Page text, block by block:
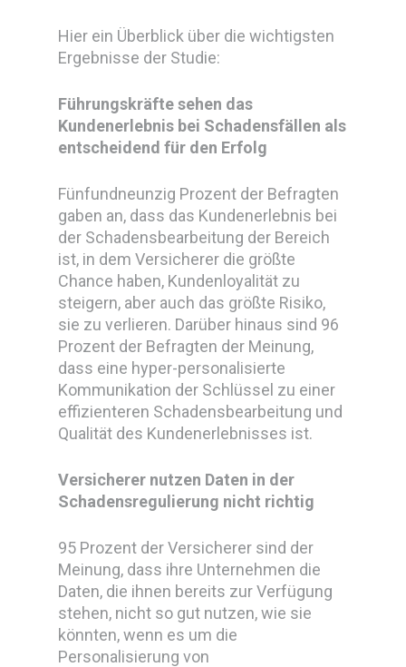
Hier ein Überblick über die wichtigsten
Ergebnisse der Studie:
Führungskräfte sehen das
Kundenerlebnis bei Schadensfällen als
entscheidend für den Erfolg
Fünfundneunzig Prozent der Befragten
gaben an, dass das Kundenerlebnis bei
der Schadensbearbeitung der Bereich
ist, in dem Versicherer die größte
Chance haben, Kundenloyalität zu
steigern, aber auch das größte Risiko,
sie zu verlieren. Darüber hinaus sind 96
Prozent der Befragten der Meinung,
dass eine hyper-personalisierte
Kommunikation der Schlüssel zu einer
effizienteren Schadensbearbeitung und
Qualität des Kundenerlebnisses ist.
Versicherer nutzen Daten in der
Schadensregulierung nicht richtig
95 Prozent der Versicherer sind der
Meinung, dass ihre Unternehmen die
Daten, die ihnen bereits zur Verfügung
stehen, nicht so gut nutzen, wie sie
könnten, wenn es um die
Personalisierung von